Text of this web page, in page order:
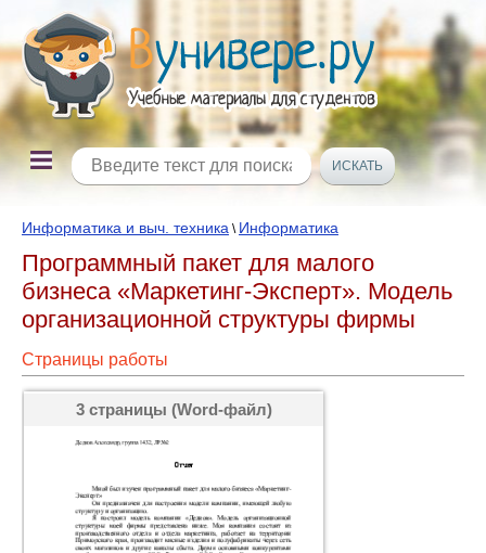
Информатика и выч. техника \ Информатика
Программный пакет для малого
бизнеса «Маркетинг-Эксперт». Модель
организационной структуры фирмы
Страницы работы
3 страницы (Word-файл)